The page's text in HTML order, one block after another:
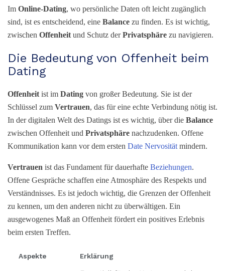
Im Online-Dating, wo persönliche Daten oft leicht zugänglich
sind, ist es entscheidend, eine Balance zu finden. Es ist wichtig,
zwischen Offenheit und Schutz derPrivatsphäre zu navigieren.
Die Bedeutung von Offenheit beim
Dating
Offenheit ist im Dating von großer Bedeutung. Sie ist der
Schlüssel zum Vertrauen, das für eine echte Verbindung nötig ist.
In der digitalen Welt des Datings ist es wichtig, über die Balance
zwischen Offenheit und Privatsphäre nachzudenken. Offene
Kommunikation kann vor dem ersten Date Nervosität mindern.
Vertrauen ist das Fundament für dauerhafte Beziehungen.
Offene Gespräche schaffen eine Atmosphäre des Respekts und
Verständnisses. Es ist jedoch wichtig, die Grenzen der Offenheit
zu kennen, um den anderen nicht zu überwältigen. Ein
ausgewogenes Maß an Offenheit fördert ein positives Erlebnis
beim ersten Treffen.
Aspekte Erklärung